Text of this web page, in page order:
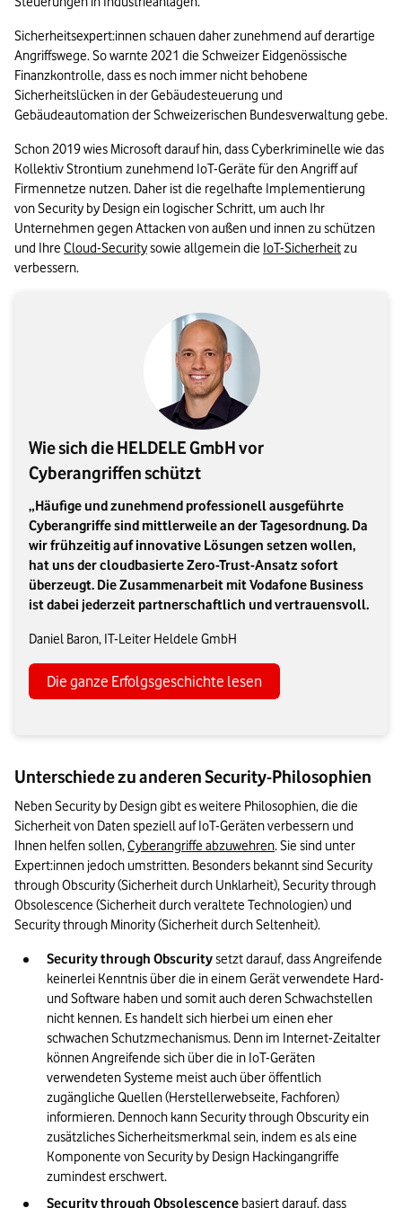
Sicherheitsexpert:innen schauen daher zunehmend auf derartige
Angriffswege. So warnte 2021 die Schweizer Eidgenössische
Finanzkontrolle, dass es noch immer nicht behobene
Sicherheitslücken in der Gebäudesteuerung und
Gebäudeautomation der Schweizerischen Bundesverwaltung gebe.
Schon 2019 wies Microsoft darauf hin, dass Cyberkriminelle wie das
Kollektiv Strontium zunehmend IoT-Geräte für den Angriff auf
Firmennetze nutzen. Daher ist die regelhafte Implementierung
von Security by Design ein logischer Schritt, um auch Ihr
Unternehmen gegen Attacken von außen und innen zu schützen
und Ihre Cloud-Security sowie allgemein die IoT-Sicherheit zu
verbessern.
Wie sich die HELDELE GmbH vor
Cyberangriffen schützt
„Häufige und zunehmend professionell ausgeführte
Cyberangriffe sind mittlerweile an der Tagesordnung. Da
wir frühzeitig auf innovative Lösungen setzen wollen,
hat uns der cloudbasierte Zero-Trust-Ansatz sofort
überzeugt. Die Zusammenarbeit mit Vodafone Business
ist dabei jederzeit partnerschaftlich und vertrauensvoll.
Daniel Baron, IT-Leiter Heldele GmbH
Die ganze Erfolgsgeschichte lesen
Unterschiede zu anderen Security-Philosophien
Neben Security by Design gibt es weitere Philosophien, die die
Sicherheit von Daten speziell auf IoT-Geräten verbessern und
Ihnen helfen sollen, Cyberangriffe abzuwehren. Sie sind unter
Expert:innen jedoch umstritten. Besonders bekannt sind Security
through Obscurity (Sicherheit durch Unklarheit), Security through
Obsolescence (Sicherheit durch veraltete Technologien) und
Security through Minority (Sicherheit durch Seltenheit).
Security through Obscurity setzt darauf, dass Angreifende
keinerlei Kenntnis über die in einem Gerät verwendete Hard-
und Software haben und somit auch deren Schwachstellen
nicht kennen. Es handelt sich hierbei um einen eher
schwachen Schutzmechanismus. Denn im Internet-Zeitalter
können Angreifende sich über die in IoT-Geräten
verwendeten Systeme meist auch über öffentlich
zugängliche Quellen (Herstellerwebseite, Fachforen)
informieren. Dennoch kann Security through Obscurity ein
zusätzliches Sicherheitsmerkmal sein, indem es als eine
Komponente von Security by Design Hackingangriffe
zumindest erschwert.
Security through Obsolescence basiert darauf, dass